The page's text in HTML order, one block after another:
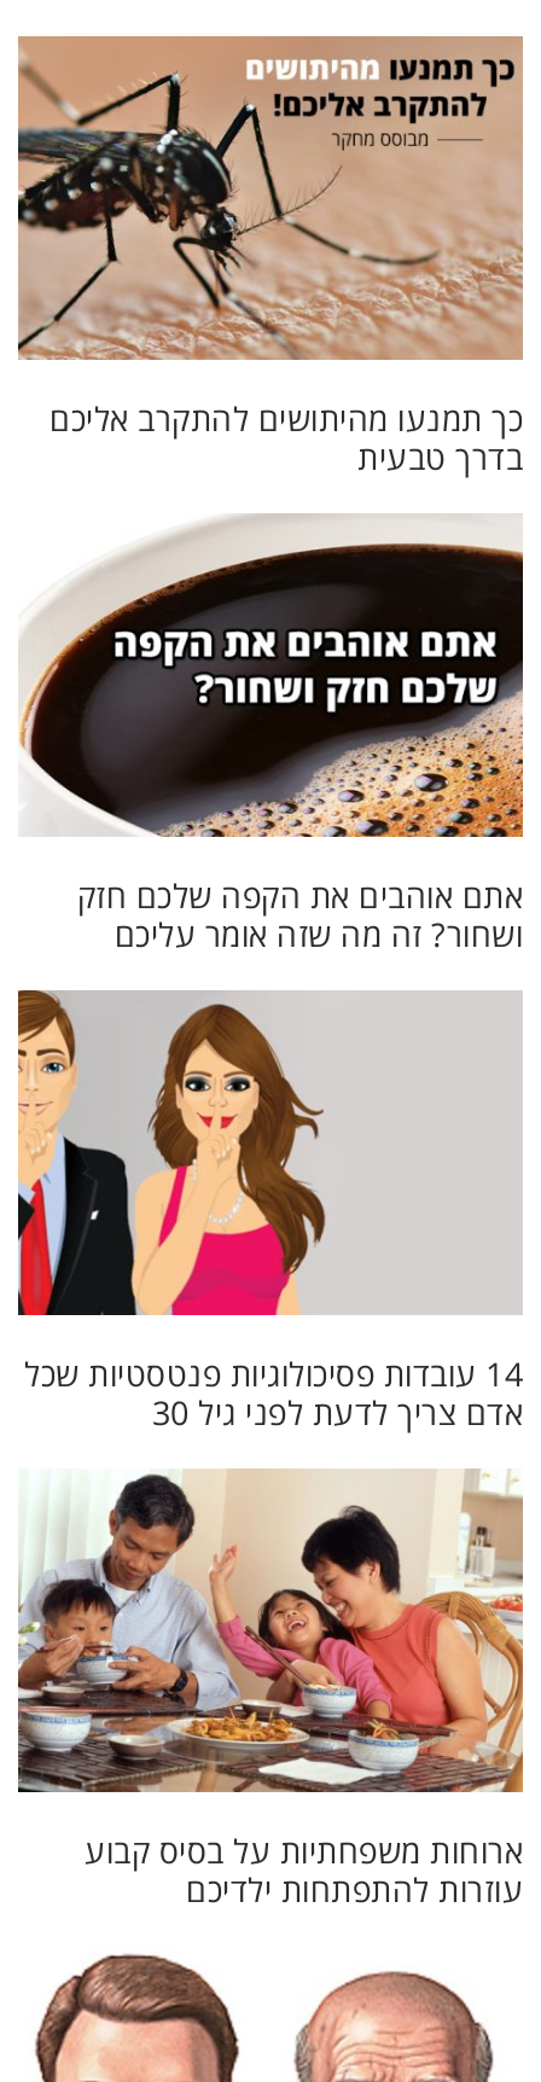
כך תמנעו מהיתושים להתקרב אליכם
בדרך טבעית
אתם אוהבים את הקפה שלכם חזק
ושחור? זה מה שזה אומר עליכם
14 עובדות פסיכולוגיות פנטסטיות שכל
אדם צריך לדעת לפני גיל 30
ארוחות משפחתיות על בסיס קבוע
עוזרות להתפתחות ילדיכם